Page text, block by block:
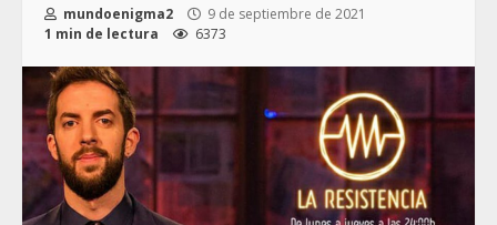
mundoenigma2
9 de septiembre de 2021
1 min de lectura
6373